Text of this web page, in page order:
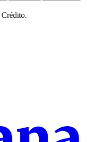
Crédito.